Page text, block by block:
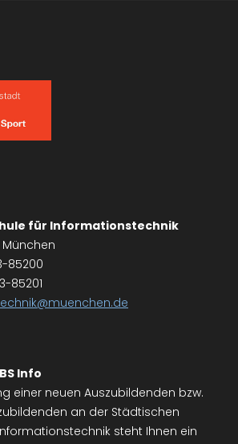
für Informationstechnik
München
85200
85201
Info
einer neuen Auszubildenden bzw.
an der Städtischen
steht Ihnen ein